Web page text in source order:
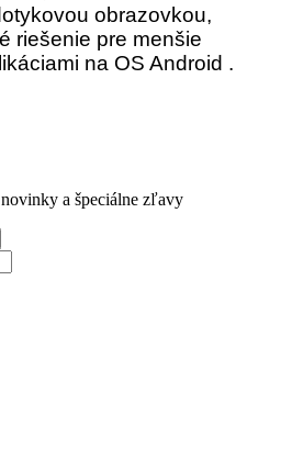
obrazovkou,
riešenie pre menšie
na OS Android .
a špeciálne zľavy